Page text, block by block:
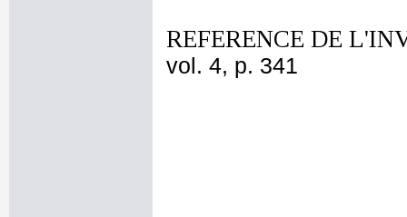
REFERENCE DE
vol. 4, p. 341